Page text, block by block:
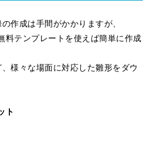
作成は手間がかかりますが、
料テンプレートを使えば簡単に作成
様々な場面に対応した雛形をダウ
ト